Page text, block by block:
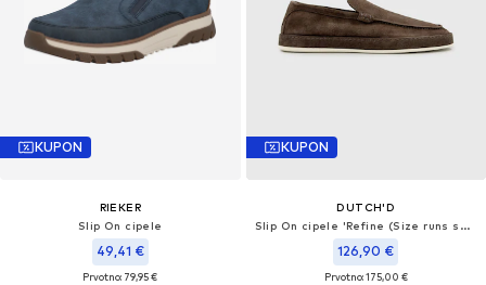
KUPON
RIEKER
Slip On cipele
49,41 €
Prvotno: 79,95 €
KUPON
DUTCH'D
Slip On cipele 'Refine (Size runs small, order one size up)'
126,90 €
Prvotno: 175,00 €